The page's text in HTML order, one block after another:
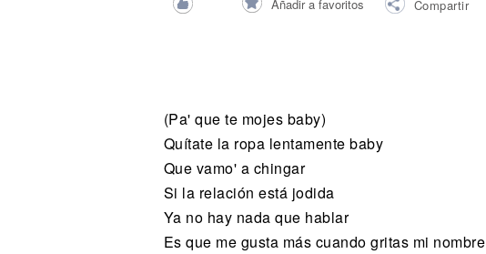
Añadir a favoritos Compartir
(Pa' que te mojes baby)
Quítate la ropa lentamente baby
Que vamo' a chingar
Si la relación está jodida
Ya no hay nada que hablar
Es que me gusta más cuando gritas mi nombre